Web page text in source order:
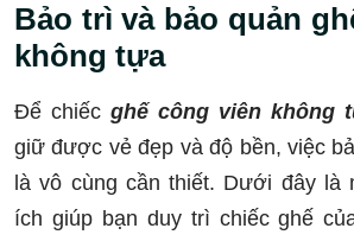
Bảo trì và bảo quản
không tựa
Để chiếc ghế công viên không
giữ được vẻ đẹp và độ bền, việc
là vô cùng cần thiết. Dưới đây là
ích giúp bạn duy trì chiếc ghế